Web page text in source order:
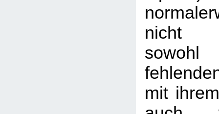
nicht
mit